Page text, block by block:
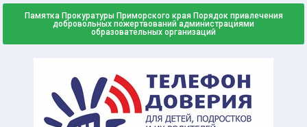
Памятка Прокуратуры Приморского края Порядок привлечения
добровольных пожертвований администрациями
образовательных организаций